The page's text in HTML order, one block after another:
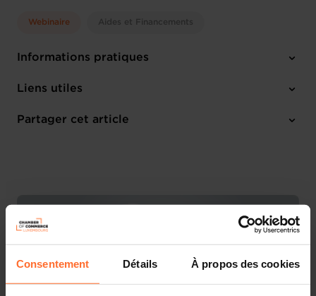
Consentement Détails À propos des cookies
Webinaire Aides et Financements
Informations pratiques
Mercredi 3 Juin 2026
Online Workshop
Liens utiles
M'inscrire
Partager cet article